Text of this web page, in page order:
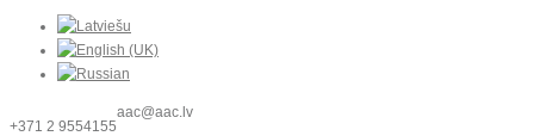
+371 2 9554155
aac@aac.lv